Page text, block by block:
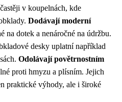
v koupelnách, kde
Dodávají moderní
na dotek a nenáročné na údržbu.
desky uplatní například
Odolávají povětrnostním
proti hmyzu a plísním. Jejich
praktické výhody, ale i široké